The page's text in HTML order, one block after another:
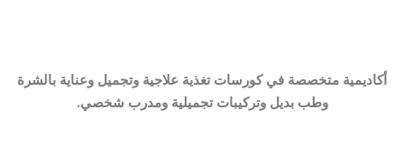
أكاديمية متخصصة في كورسات تغذية علاجية وتجميل وعناية بالشرة
وطب بديل وتركيبات تجميلية ومدرب شخصي.